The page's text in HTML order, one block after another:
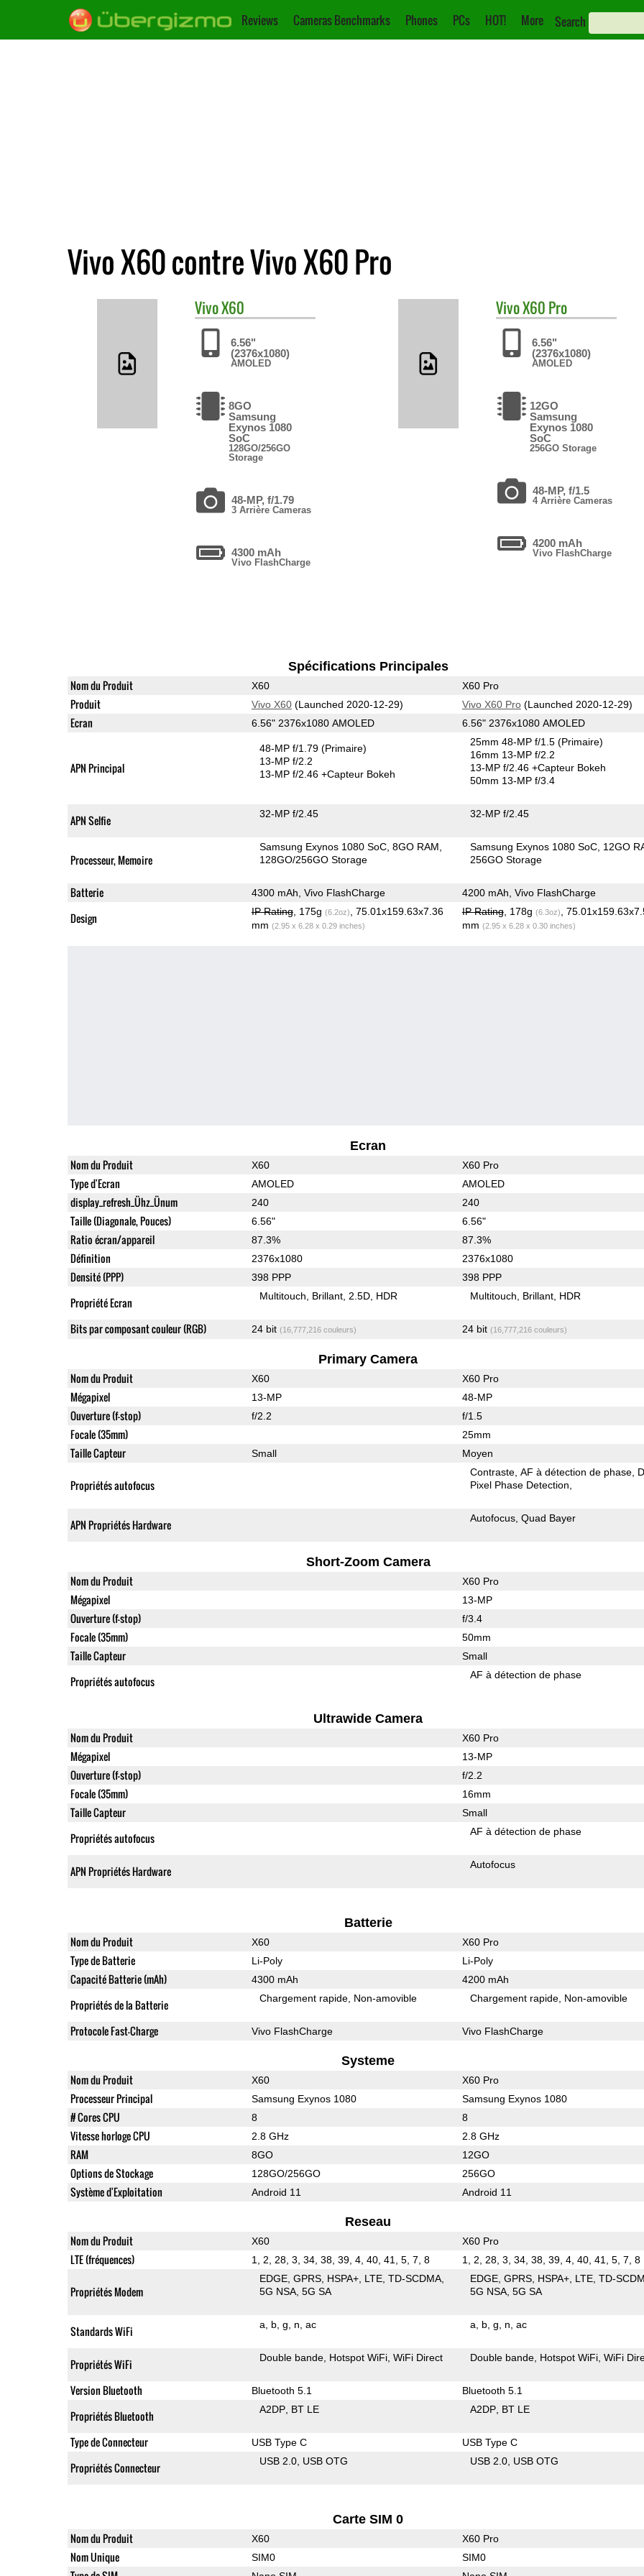
Reviews Cameras Benchmarks Phones PCs HOT! More Search
Vivo X60 contre Vivo X60 Pro
VivoX60
6.56"
(2376x1080)
AMOLED
8GO
Samsung
Exynos 1080
SoC
128GO/256GO
Storage
48-MP, f/1.79
3 Arrière Cameras
4300 mAh
Vivo FlashCharge
VivoX60 Pro
6.56"
(2376x1080)
AMOLED
12GO
Samsung
Exynos 1080
SoC
256GO Storage
48-MP, f/1.5
4 Arrière Cameras
4200 mAh
Vivo FlashCharge
Spécifications Principales
Nom du Produit X60 X60 Pro
Produit Vivo X60(Launched 2020-12-29) Vivo X60 Pro(Launched 2020-12-29)
Ecran 6.56" 2376x1080 AMOLED 6.56" 2376x1080 AMOLED
APN Principal
48-MP f/1.79(Primaire)
13-MP f/2.2
13-MP f/2.46+Capteur Bokeh
25mm 48-MP f/1.5(Primaire)
16mm 13-MP f/2.2
13-MP f/2.46+Capteur Bokeh
50mm 13-MP f/3.4
APN Selfie 32-MP f/2.45 32-MP f/2.45
Processeur, Memoire
Samsung Exynos 1080 SoC 8GO RAM
128GO/256GO Storage
Samsung Exynos 1080 SoC 12GO
256GO Storage
Batterie 4300 mAh, Vivo FlashCharge 4200 mAh, Vivo FlashCharge
Design IP Rating, 175g (6.2oz)
, 75.01x159.63x7.36
mm (2.95 x 6.28 x 0.29 inches)
IP Rating, 178g (6.3oz)
,
mm (2.95 x 6.28 x 0.30 inches)
Ecran
Nom du Produit X60 X60 Pro
Type d'Ecran AMOLED AMOLED
display_refresh_Ühz_Ünum 240 240
Taille (Diagonale, Pouces) 6.56" 6.56"
Ratio écran/appareil 87.3% 87.3%
Définition 2376x1080 2376x1080
Densité (PPP) 398 PPP 398 PPP
Propriété Ecran Multitouch Brillant 2.5D HDR Multitouch Brillant HDR
Bits par composant couleur (RGB) 24 bit (16,777,216 couleurs) 24 bit (16,777,216 couleurs)
Primary Camera
Nom du Produit X60 X60 Pro
Mégapixel 13-MP 48-MP
Ouverture (f-stop) f/2.2 f/1.5
Focale (35mm) 25mm
Taille Capteur Small Moyen
Propriétés autofocus
Contraste AF à détection de phase
Pixel Phase Detection
APN Propriétés Hardware Autofocus Quad Bayer
Short-Zoom Camera
Nom du Produit X60 Pro
Mégapixel 13-MP
Ouverture (f-stop) f/3.4
Focale (35mm) 50mm
Taille Capteur Small
Propriétés autofocus AF à détection de phase
Ultrawide Camera
Nom du Produit X60 Pro
Mégapixel 13-MP
Ouverture (f-stop) f/2.2
Focale (35mm) 16mm
Taille Capteur Small
Propriétés autofocus AF à détection de phase
APN Propriétés Hardware Autofocus
Batterie
Nom du Produit X60 X60 Pro
Type de Batterie Li-Poly Li-Poly
Capacité Batterie (mAh) 4300 mAh 4200 mAh
Propriétés de la Batterie Chargement rapide Non-amovible Chargement rapide Non-amovible
Protocole Fast-Charge Vivo FlashCharge Vivo FlashCharge
Systeme
Nom du Produit X60 X60 Pro
Processeur Principal Samsung Exynos 1080 Samsung Exynos 1080
# Cores CPU 8 8
Vitesse horloge CPU 2.8 GHz 2.8 GHz
RAM 8GO 12GO
Options de Stockage 128GO/256GO 256GO
Système d'Exploitation Android 11 Android 11
Reseau
Nom du Produit X60 X60 Pro
LTE (fréquences) 1, 2, 28, 3, 34, 38, 39, 4, 40, 41, 5, 7, 8 1, 2, 28, 3, 34, 38, 39, 4, 40, 41, 5, 7, 8
Propriétés Modem
EDGE GPRS HSPA+ LTE TD-SCDMA
5G NSA 5G SA
EDGE GPRS HSPA+ LTE TD-
5G NSA 5G SA
Standards WiFi a b g n ac a b g n ac
Propriétés WiFi Double bande Hotspot WiFi WiFi Direct Double bande Hotspot WiFi WiFi
Version Bluetooth Bluetooth 5.1 Bluetooth 5.1
Propriétés Bluetooth A2DP BT LE A2DP BT LE
Type de Connecteur USB Type C USB Type C
Propriétés Connecteur USB 2.0 USB OTG USB 2.0 USB OTG
Carte SIM 0
Nom du Produit X60 X60 Pro
Nom Unique SIM0 SIM0